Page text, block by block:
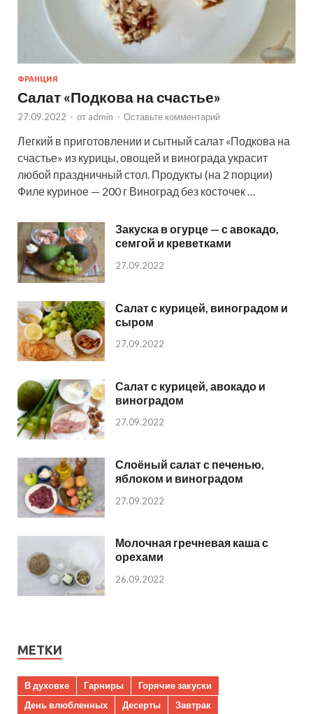
ФРАНЦИЯ
Салат «Подкова на счастье»
27.09.2022 - от admin - Оставьте комментарий
Легкий в приготовлении и сытный салат «Подкова на
счастье» из курицы, овощей и винограда украсит
любой праздничный стол. Продукты (на 2 порции)
Филе куриное — 200 г Виноград без косточек …
Закуска в огурце — с авокадо,
семгой и креветками
27.09.2022
Салат с курицей, виноградом и
сыром
27.09.2022
Салат с курицей, авокадо и
виноградом
27.09.2022
Слоёный салат с печенью,
яблоком и виноградом
27.09.2022
Молочная гречневая каша с
орехами
26.09.2022
МЕТКИ
В духовке Гарниры
Горячие закуски
День влюбленных
Десерты
Завтрак